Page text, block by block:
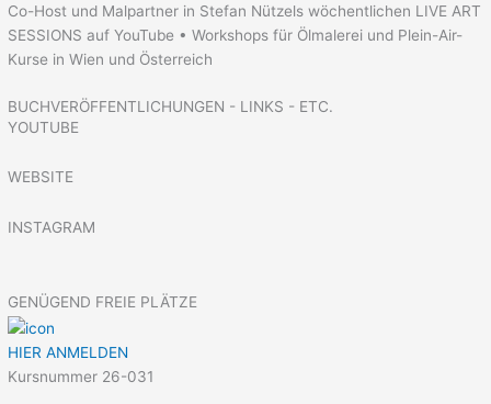
Co-Host und Malpartner in Stefan Nützels wöchentlichen LIVE ART
SESSIONS auf YouTube • Workshops für Ölmalerei und Plein-Air-
Kurse in Wien und Österreich
BUCHVERÖFFENTLICHUNGEN - LINKS - ETC.
YOUTUBE
WEBSITE
INSTAGRAM
GENÜGEND FREIE PLÄTZE
HIER ANMELDEN
Kursnummer 26-031